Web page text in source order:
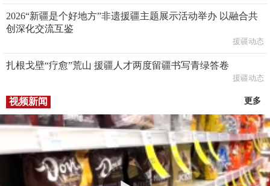
2026“新疆是个好地方”非遗援疆主题展示活动举办 以融合共
创深化交流互鉴
援疆动态
扎根戈壁“疗愈”荒山 援疆人才两度留疆书写青绿答卷
援疆动态
视频新闻 更多